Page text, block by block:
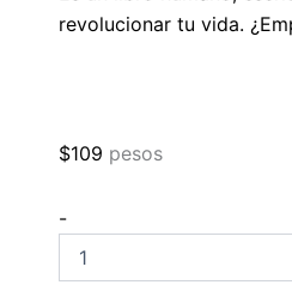
revolucionar tu vida.
$109 pesos
-
¿Estrés,
ansiedad
o